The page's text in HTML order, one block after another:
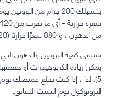
من الدهون ، و 880 سعرًا حراريًا (220 جرامًا) من الكربوهيدرات.
ستبقى كمية البروتين والدهون التي
يمكن زيادة الكربوهيدرات أو
5). لذا ، إذا كنت تخلع قميصك
البروتوكول يوم السبت السابق.